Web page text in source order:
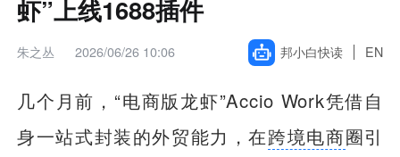
虾”上线1688插件
朱之丛 2026/06/26 10:06 邦小白快读 EN
几个月前，“电商版龙虾”Accio Work凭借自
身一站式封装的外贸能力，在跨境电商圈引